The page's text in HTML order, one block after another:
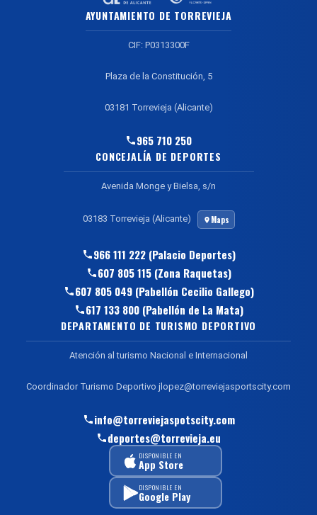
AYUNTAMIENTO DE TORREVIEJA
CIF: P0313300F
Plaza de la Constitución, 5
03181 Torrevieja (Alicante)
965 710 250
CONCEJALÍA DE DEPORTES
Avenida Monge y Bielsa, s/n
03183 Torrevieja (Alicante) Maps
966 111 222 (Palacio Deportes)
607 805 115 (Zona Raquetas)
607 805 049 (Pabellón Cecilio Gallego)
617 133 800 (Pabellón de La Mata)
DEPARTAMENTO DE TURISMO DEPORTIVO
Atención al turismo Nacional e Internacional
Coordinador Turismo Deportivo jlopez@torreviejasportscity.com
info@torreviejaspotscity.com
deportes@torrevieja.eu
DISPONIBLE EN
App Store
DISPONIBLE EN
Google Play